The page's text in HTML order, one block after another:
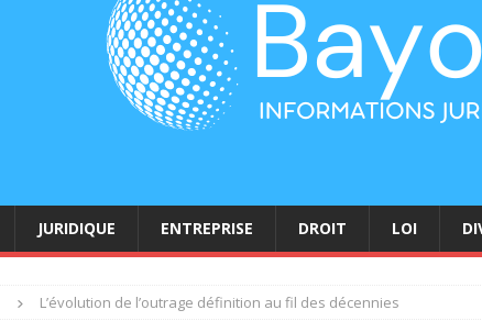
JURIDIQUE ENTREPRISE DROIT LOI
L’évolution de l’outrage définition au fil des décennies